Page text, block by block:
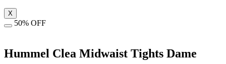
X
50% OFF
Hummel Clea Midwaist Tights Dame